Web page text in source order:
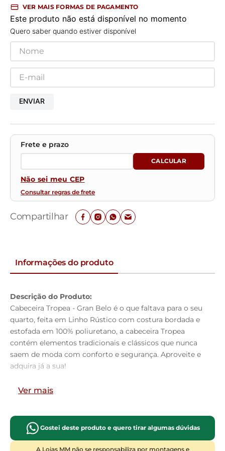
VER MAIS FORMAS DE PAGAMENTO
Este produto não está disponível no momento
Quero saber quando estiver disponível
ENVIAR
Não sei meu CEP
Consultar regras de frete
Compartilhar
Informações do produto
Descrição do Produto:
Cabeceira Tropea - Gran Belo é o que faltava para o seu
quarto, feita em Linho Rústico com costura bordada e
estofada em 100% poliuretano, a cabeceira Tropea
contém elementos tradicionais e clássicos que nunca
saem de moda com conforto e segurança. Aproveite e
adquira já a sua!
Altura:125cm
Profundidade:
Características do Produto:
Ver mais
Gostei deste produto e quero tirar algumas dúvidas
A Lojas MM não se responsabiliza por montagens e